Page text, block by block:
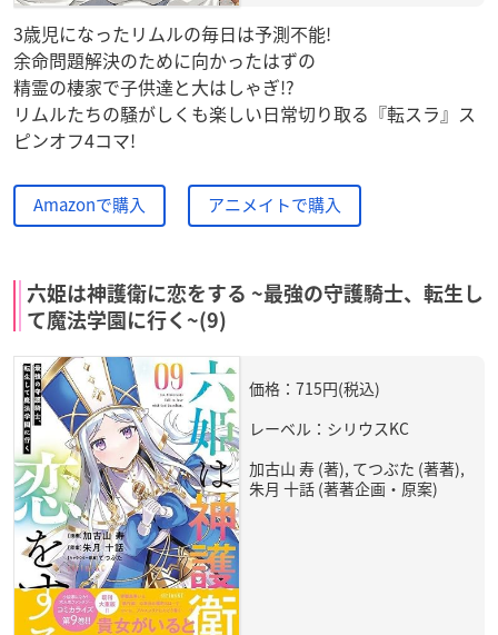
3歳児になったリムルの毎日は予測不能!
余命問題解決のために向かったはずの
精霊の棲家で子供達と大はしゃぎ!?
リムルたちの騒がしくも楽しい日常切り取る『転スラ』ス
ピンオフ4コマ!
Amazonで購入 アニメイトで購入
六姫は神護衛に恋をする ~最強の守護騎士、転生し
て魔法学園に行く~(9)
価格：715円(税込)
レーベル：シリウスKC
加古山 寿 (著), てつぶた (著著),
朱月 十話 (著著企画・原案)